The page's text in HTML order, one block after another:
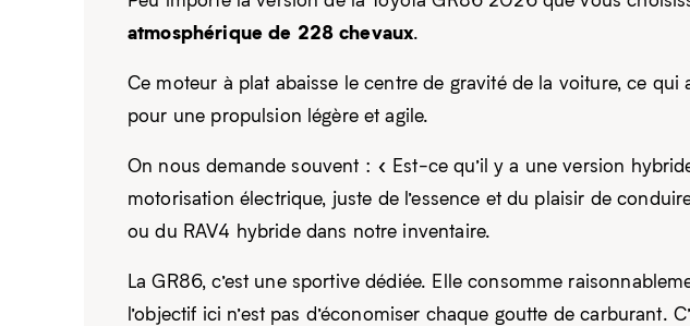
atmosphérique de 228 chevaux.
Ce moteur à plat abaisse le centre de gravité de la voiture, ce
pour une propulsion légère et agile.
On nous demande souvent : « Est-ce qu’il y a une version
motorisation électrique, juste de l’essence et du plaisir de
ou du RAV4 hybride dans notre inventaire.
La GR86, c’est une sportive dédiée. Elle consomme
l’objectif ici n’est pas d’économiser chaque goutte de carburant.